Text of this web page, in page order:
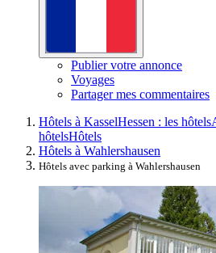
Publier votre annonce
Voyages
Partager mes commentaires
Hôtels à KasselHessen : les hôtels
hôtelsHôtels
Hôtels à Wahlershausen
Hôtels avec parking à Wahlershausen